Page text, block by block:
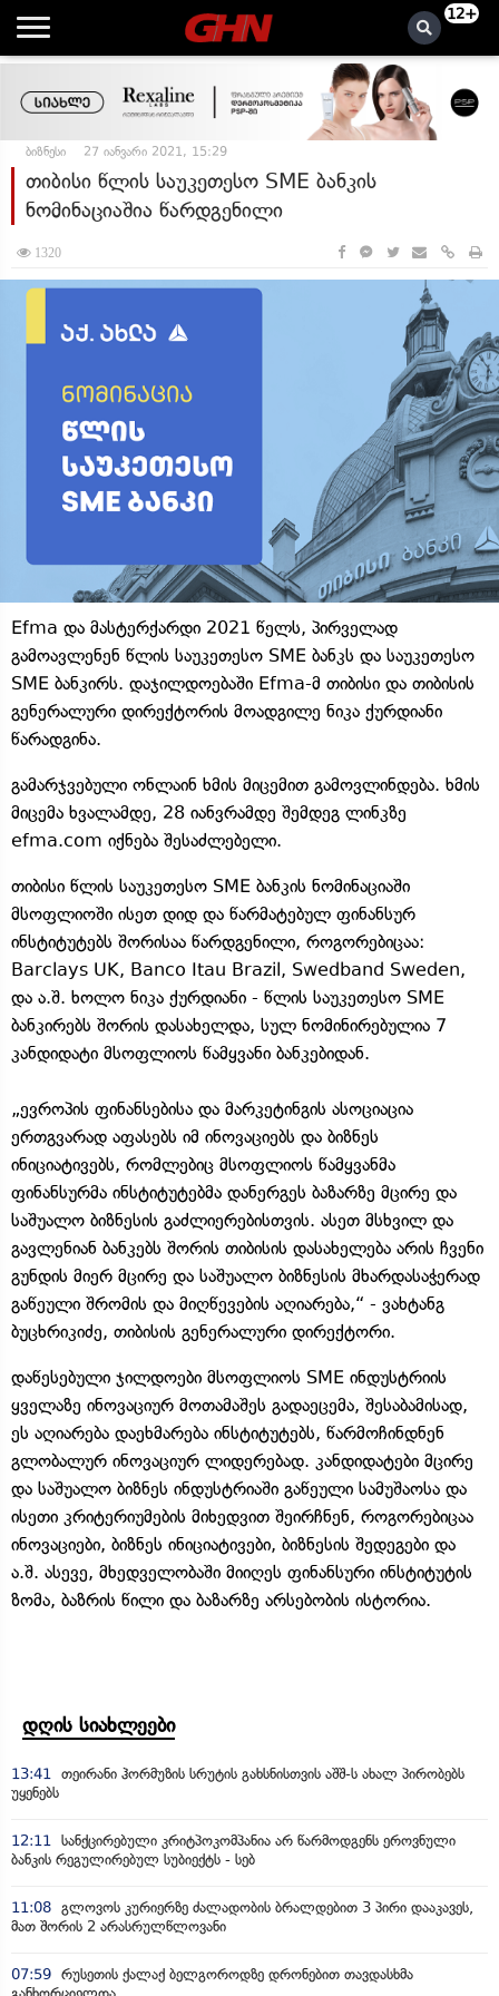
12+
ბიზნესი 27 იანვარი 2021, 15:29
თიბისი წლის საუკეთესო SME ბანკის
ნომინაციაშია წარდგენილი
1320
Efma და მასტერქარდი 2021 წელს, პირველად
გამოავლენენ წლის საუკეთესო SME ბანკს და საუკეთესო
SME ბანკირს. დაჯილდოებაში Efma-მ თიბისი და თიბისის
გენერალური დირექტორის მოადგილე ნიკა ქურდიანი
წარადგინა.
გამარჯვებული ონლაინ ხმის მიცემით გამოვლინდება. ხმის
მიცემა ხვალამდე, 28 იანვრამდე შემდეგ ლინკზე
efma.com იქნება შესაძლებელი.
თიბისი წლის საუკეთესო SME ბანკის ნომინაციაში
მსოფლიოში ისეთ დიდ და წარმატებულ ფინანსურ
ინსტიტუტებს შორისაა წარდგენილი, როგორებიცაა:
Barclays UK, Banco Itau Brazil, Swedband Sweden,
და ა.შ. ხოლო ნიკა ქურდიანი - წლის საუკეთესო SME
ბანკირებს შორის დასახელდა, სულ ნომინირებულია 7
კანდიდატი მსოფლიოს წამყვანი ბანკებიდან.
„ევროპის ფინანსებისა და მარკეტინგის ასოციაცია
ერთგვარად აფასებს იმ ინოვაციებს და ბიზნეს
ინიციატივებს, რომლებიც მსოფლიოს წამყვანმა
ფინანსურმა ინსტიტუტებმა დანერგეს ბაზარზე მცირე და
საშუალო ბიზნესის გაძლიერებისთვის. ასეთ მსხვილ და
გავლენიან ბანკებს შორის თიბისის დასახელება არის ჩვენი
გუნდის მიერ მცირე და საშუალო ბიზნესის მხარდასაჭერად
გაწეული შრომის და მიღწევების აღიარება,“ - ვახტანგ
ბუცხრიკიძე, თიბისის გენერალური დირექტორი.
დაწესებული ჯილდოები მსოფლიოს SME ინდუსტრიის
ყველაზე ინოვაციურ მოთამაშეს გადაეცემა, შესაბამისად,
ეს აღიარება დაეხმარება ინსტიტუტებს, წარმოჩინდნენ
გლობალურ ინოვაციურ ლიდერებად. კანდიდატები მცირე
და საშუალო ბიზნეს ინდუსტრიაში გაწეული სამუშაოსა და
ისეთი კრიტერიუმების მიხედვით შეირჩნენ, როგორებიცაა
ინოვაციები, ბიზნეს ინიციატივები, ბიზნესის შედეგები და
ა.შ. ასევე, მხედველობაში მიიღეს ფინანსური ინსტიტუტის
ზომა, ბაზრის წილი და ბაზარზე არსებობის ისტორია.
დღის სიახლეები
13:41 თეირანი ჰორმუზის სრუტის გახსნისთვის აშშ-ს ახალ პირობებს
უყენებს
12:11 სანქცირებული კრიტპოკომპანია არ წარმოდგენს ეროვნული
ბანკის რეგულირებულ სუბიექტს - სებ
11:08 გლოვოს კურიერზე ძალადობის ბრალდებით 3 პირი დააკავეს,
მათ შორის 2 არასრულწლოვანი
07:59 რუსეთის ქალაქ ბელგოროდზე დრონებით თავდასხმა